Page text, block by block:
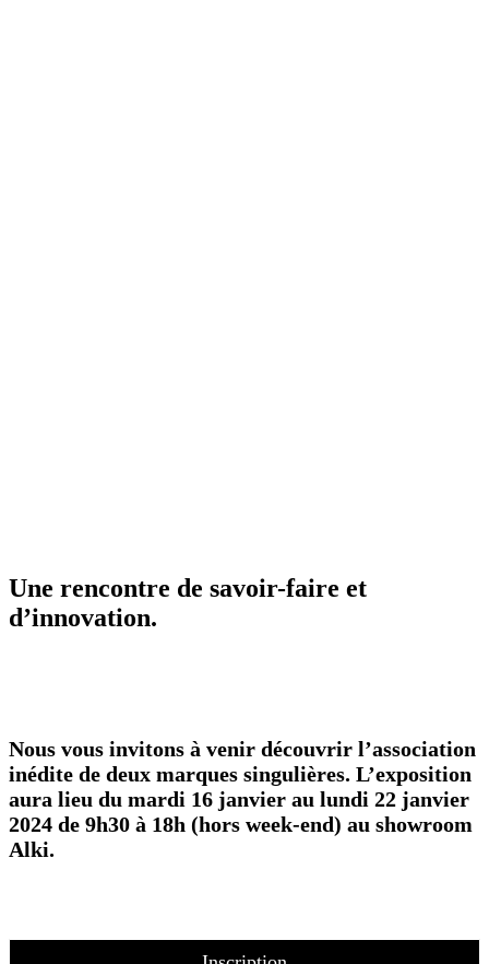
Une rencontre de savoir-faire et
d’innovation.
Nous vous invitons à venir découvrir l’association
inédite de deux marques singulières. L’exposition
aura lieu du mardi 16 janvier au lundi 22 janvier
2024 de 9h30 à 18h (hors week-end) au showroom
Alki.